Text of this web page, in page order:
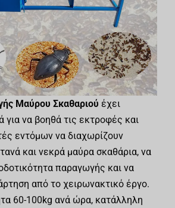
Μαύρου Σκαθαριού έχει
για να βοηθά τις εκτροφές και
εντόμων να διαχωρίζουν
και νεκρά μαύρα σκαθάρια, να
παραγωγής και να
από το χειρωνακτικό έργο.
60-100kg ανά ώρα, κατάλληλη